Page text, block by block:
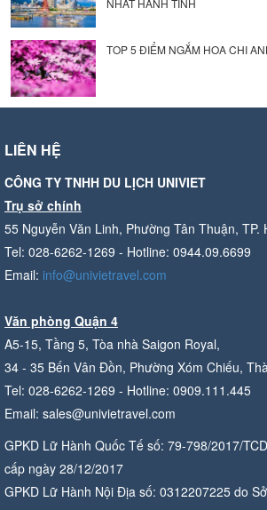
NHẤT HÀNH TINH
TOP 5 ĐIỂM NGẮM HOA CHI
LIÊN HỆ
CÔNG TY TNHH DU LỊCH UNIVIET
Trụ sở chính
55 Nguyễn Văn Linh, Phường Tân Thuận, TP.
Tel: 028-6262-1269 - Hotline: 0944.09.6699
Email: info@univietravel.com
Văn phòng Quận 4
A5-15, Tầng 5, Tòa nhà Saigon Royal,
34 - 35 Bến Vân Đồn, Phường Xóm Chiếu,
Tel: 028-6262-1269 - Hotline: 0909.111.445
Email: sales@univietravel.com
GPKD Lữ Hành Quốc Tế số: 79-798/2017/
cấp ngày 28/12/2017
GPKD Lữ Hành Nội Địa số: 0312207225 do